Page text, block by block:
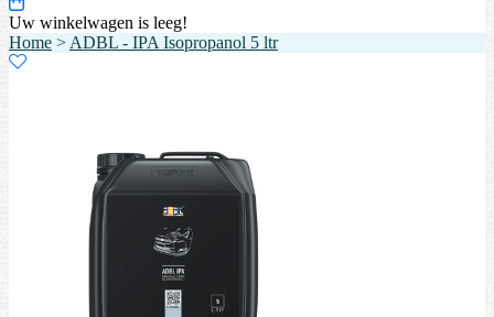
Uw winkelwagen is leeg!
Home > ADBL - IPA Isopropanol 5 ltr